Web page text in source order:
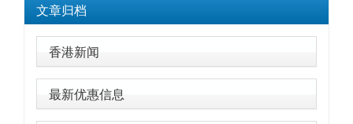
文章归档
香港新闻
最新优惠信息